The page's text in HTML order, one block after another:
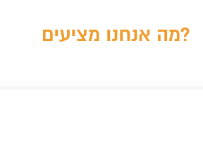
מה אנחנו מציעים?